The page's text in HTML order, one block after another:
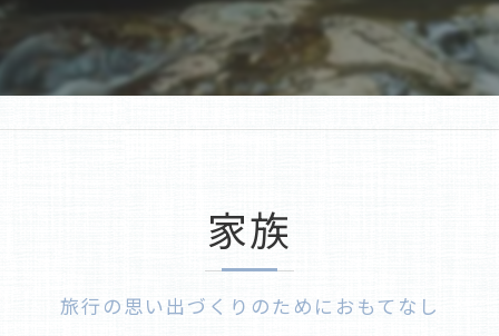
蓼科の旅館
家族
旅行の思い出づくりのためにおもてなし